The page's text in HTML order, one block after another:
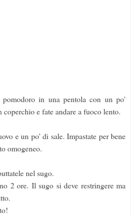
pomodoro in una pentola con un po'
e fate andare a fuoco lento.
e un po' di sale. Impastate per bene
omogeneo.
nel sugo.
2 ore. Il sugo si deve restringere ma